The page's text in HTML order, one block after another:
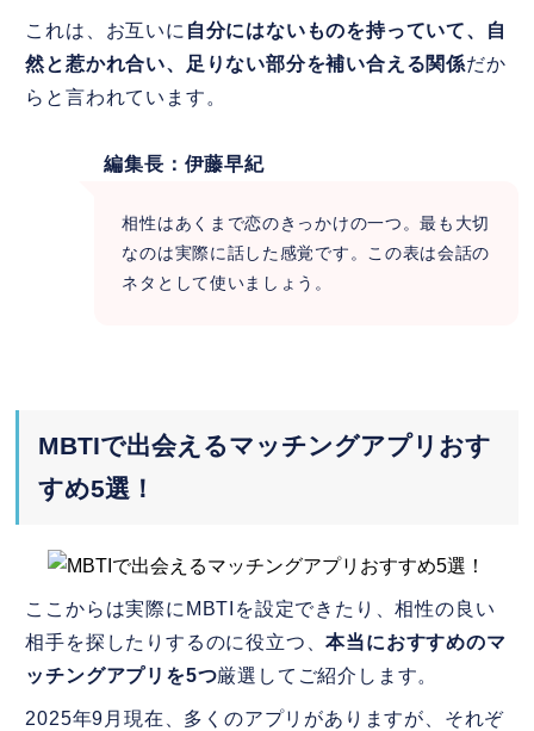
これは、お互いに 自分にはないものを持っていて、自
然と惹かれ合い、足りない部分を補い合える関係だか
らと言われています。
編集長：伊藤早紀
相性はあくまで恋のきっかけの一つ。最も大切
なのは実際に話した感覚です。この表は会話の
ネタとして使いましょう。
MBTIで出会えるマッチングアプリおす
すめ5選！
ここからは実際にMBTIを設定できたり、相性の良い
相手を探したりするのに役立つ、本当におすすめのマ
ッチングアプリを5つ厳選してご紹介します。
2025年9月現在、多くのアプリがありますが、それぞ